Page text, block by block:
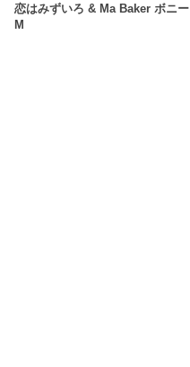
恋はみずいろ & Ma Baker ボニー
M